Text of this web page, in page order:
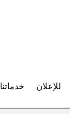
للإعلان خدماتنا